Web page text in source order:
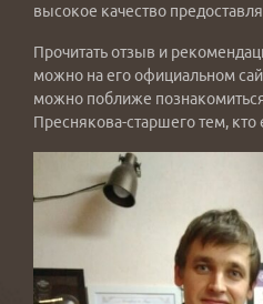
высокое качество
Прочитать отзыв и
можно на его официальном
можно поближе
Преснякова-старшего тем,